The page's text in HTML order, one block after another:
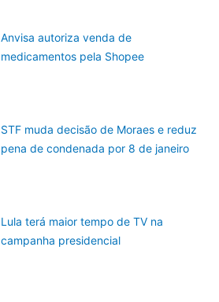
Anvisa autoriza venda de
medicamentos pela Shopee
STF muda decisão de Moraes e reduz
pena de condenada por 8 de janeiro
Lula terá maior tempo de TV na
campanha presidencial